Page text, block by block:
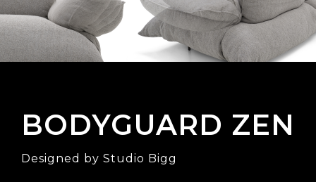
BODYGUARD ZEN
Designed by Studio Bigg